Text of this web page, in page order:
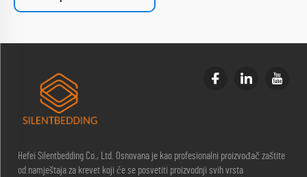
Hefei Silentbedding Co., Ltd. Osnovana je kao profesionalni proizvođač zaštite
od namještaja za krevet koji će se posvetiti proizvodnji svih vrsta